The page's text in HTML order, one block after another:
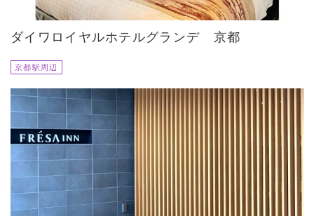
ダイワロイヤルホテルグランデ 京都
京都駅周辺